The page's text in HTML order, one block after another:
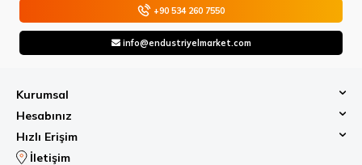
+90 534 260 7550
info@endustriyelmarket.com
Kurumsal
Hesabınız
Hızlı Erişim
İletişim